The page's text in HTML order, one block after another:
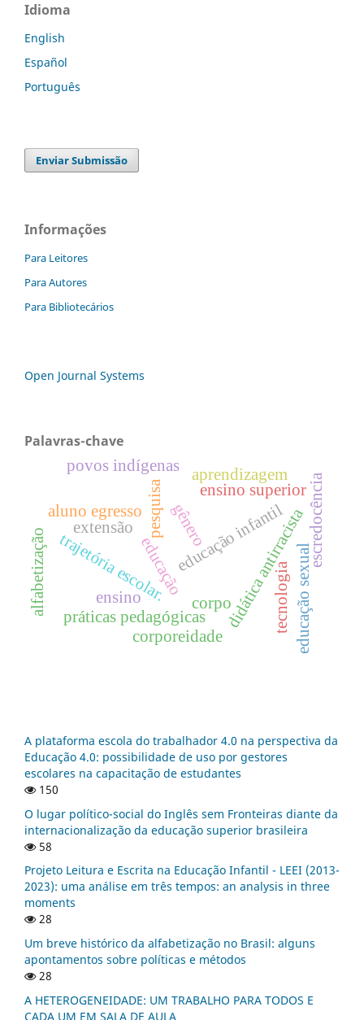
Idioma
English
Español
Português
Enviar Submissão
Informações
Para Leitores
Para Autores
Para Bibliotecários
Open Journal Systems
Palavras-chave
educação
corpo
ensino
pesquisa
extensão
práticas pedagógicas didática antirracista
educação infantil
trajetória escolar.
ensino superior
aluno egresso
alfabetização educação sexual
gênero
corporeidade
tecnologia
aprendizagem escredocência
povos indígenas
A plataforma escola do trabalhador 4.0 na perspectiva da
Educação 4.0: possibilidade de uso por gestores
escolares na capacitação de estudantes
150
O lugar político-social do Inglês sem Fronteiras diante da
internacionalização da educação superior brasileira
58
Projeto Leitura e Escrita na Educação Infantil - LEEI (2013-
2023): uma análise em três tempos: an analysis in three
moments
28
Um breve histórico da alfabetização no Brasil: alguns
apontamentos sobre políticas e métodos
28
A HETEROGENEIDADE: UM TRABALHO PARA TODOS E
CADA UM EM SALA DE AULA